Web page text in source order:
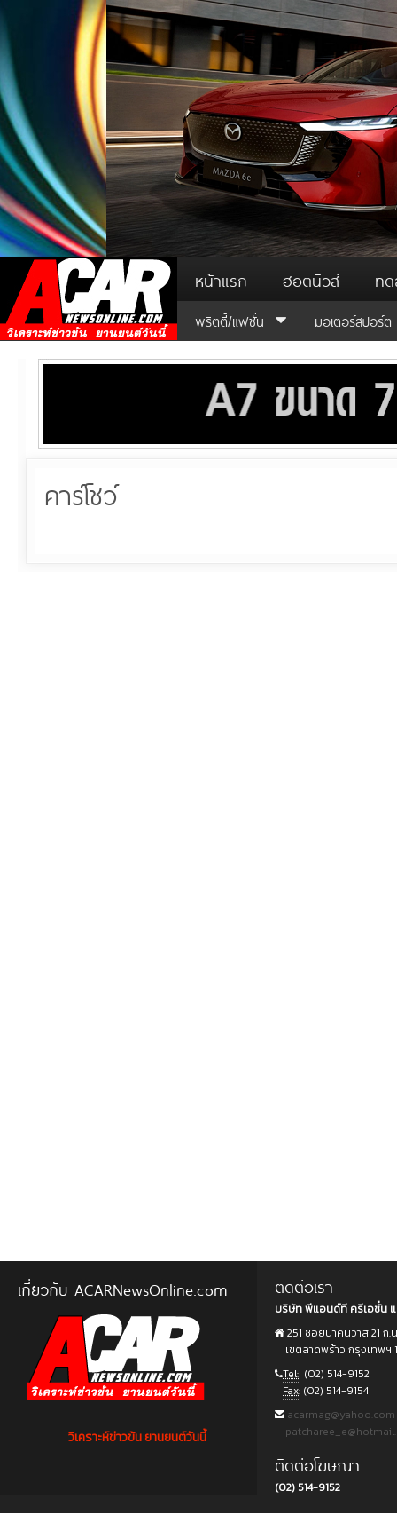
หน้าแรก ฮอตนิวส์ ท
พริตตี้/แฟชั่น มอเตอร์สปอร์ต
คาร์โชว์
เกี่ยวกับ ACARNewsOnline.com
วิเคราะห์ข่าวข้น ยานยนต์วันนี้
ติดต่อเรา
บริษัท พีแอนด์ที ครีเอชั่น
251 ซอยนาคนิวาส 21 ถ
เขตลาดพร้าว กรุงเทพฯ
Tel: (02) 514-9152
Fax: (02) 514-9154
acarmag@yahoo.com
ติดต่อโฆษณา
(02) 514-9152